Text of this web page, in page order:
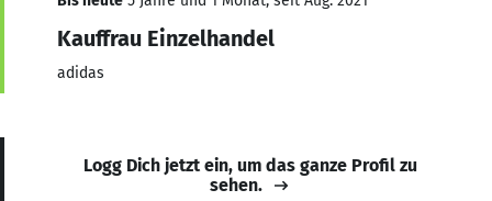
Kauffrau Einzelhandel
adidas
Logg Dich jetzt ein, um das ganze Profil zu
sehen.